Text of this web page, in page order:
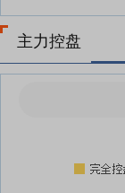
主力控盘